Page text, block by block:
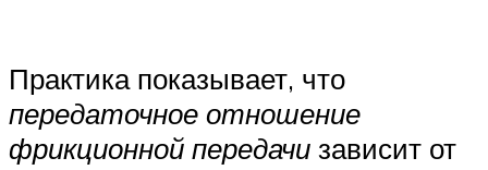
Практика показывает, что
передаточное отношение
фрикционной передачи зависит от